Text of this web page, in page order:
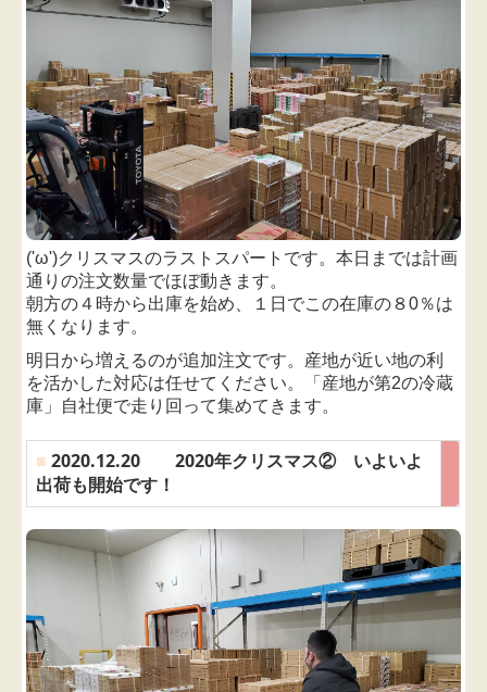
('ω')クリスマスのラストスパート です。本日までは計画
通りの注文数量でほぼ動きます。
朝方の４時から出庫を始め、
１日でこの在庫の８0％は
無くなります。
明日から増えるのが追加注文です。 産地が近い地の利
を活かした対応は任せてください。「産地が第2の冷蔵
庫」自社便で走り回って集めてきます。
■ 2020.12.20 2020年クリスマス② いよいよ
出荷も開始です！